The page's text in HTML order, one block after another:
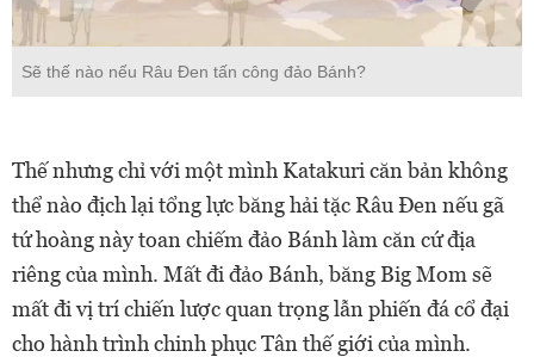
Sẽ thế nào nếu Râu Đen tấn công đảo Bánh?
Thế nhưng chỉ với một mình Katakuri căn bản không
thể nào địch lại tổng lực băng hải tặc Râu Đen nếu gã
tứ hoàng này toan chiếm đảo Bánh làm căn cứ địa
riêng của mình. Mất đi đảo Bánh, băng Big Mom sẽ
mất đi vị trí chiến lược quan trọng lẫn phiến đá cổ đại
cho hành trình chinh phục Tân thế giới của mình.